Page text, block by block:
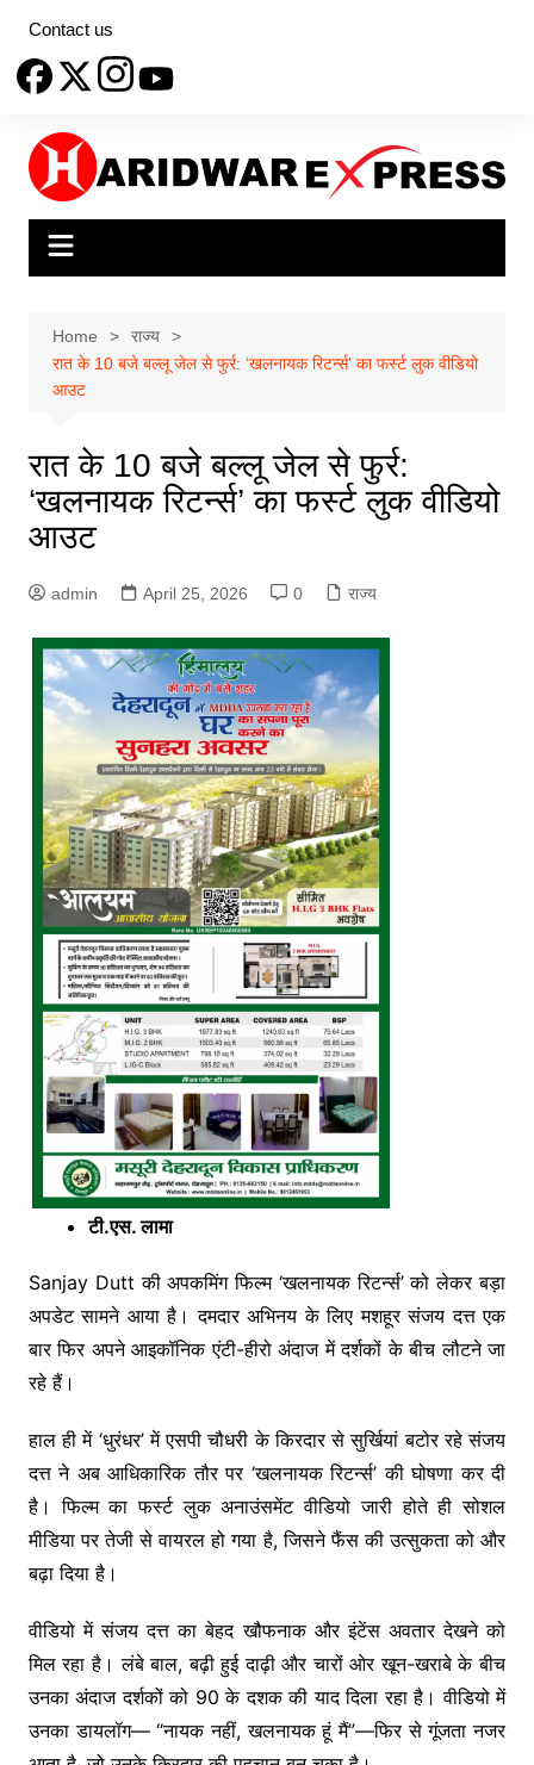
content
Contact us
Home
राज्य
रात के 10 बजे बल्लू जेल से फुर्र: ‘खलनायक रिटर्न्स’ का फर्स्ट लुक वीडियो
आउट
रात के 10 बजे बल्लू जेल से फुर्र:
‘खलनायक रिटर्न्स’ का फर्स्ट लुक वीडियो
आउट
admin April 25, 2026 0 राज्य
टी.एस. लामा
Sanjay Dutt की अपकमिंग फिल्म ‘खलनायक रिटर्न्स’ को लेकर बड़ा
अपडेट सामने आया है। दमदार अभिनय के लिए मशहूर संजय दत्त एक
बार फिर अपने आइकॉनिक एंटी-हीरो अंदाज में दर्शकों के बीच लौटने जा
रहे हैं।
हाल ही में ‘धुरंधर’ में एसपी चौधरी के किरदार से सुर्खियां बटोर रहे संजय
दत्त ने अब आधिकारिक तौर पर ‘खलनायक रिटर्न्स’ की घोषणा कर दी
है। फिल्म का फर्स्ट लुक अनाउंसमेंट वीडियो जारी होते ही सोशल
मीडिया पर तेजी से वायरल हो गया है, जिसने फैंस की उत्सुकता को और
बढ़ा दिया है।
वीडियो में संजय दत्त का बेहद खौफनाक और इंटेंस अवतार देखने को
मिल रहा है। लंबे बाल, बढ़ी हुई दाढ़ी और चारों ओर खून-खराबे के बीच
उनका अंदाज दर्शकों को 90 के दशक की याद दिला रहा है। वीडियो में
उनका डायलॉग— “नायक नहीं, खलनायक हूं मैं”—फिर से गूंजता नजर